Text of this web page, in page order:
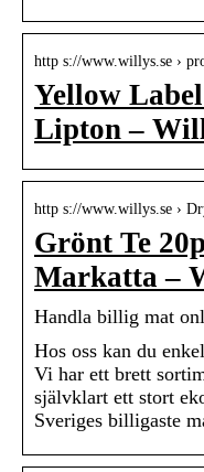
http s://www.willys.se ›
Yellow
Lipton –
http s://www.willys.se ›
Grönt Te
Markatta –
Handla billig mat
Hos oss kan du
Vi har ett brett
självklart ett stort
Sveriges billigaste